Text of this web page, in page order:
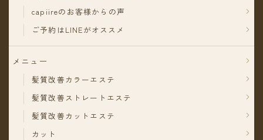
capiireのお客様からの声
ご予約はLINEがオススメ
メニュー
髪質改善カラーエステ
髪質改善ストレートエステ
髪質改善カットエステ
カット